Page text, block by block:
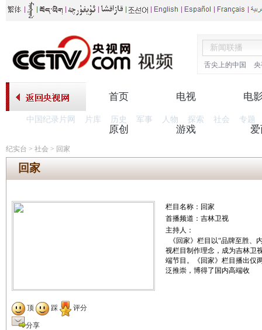
舌尖上的中国
首页 电视 电
中国纪录片网 片库 历史 军事 人物 探索 社会 专题
原创 游戏
纪实台 > 社会 > 回家
回家
顶 踩 评分
分享
栏目名称：回家
首播频道：吉林卫视
主持人：
《回家》栏目以“品牌至胜、
视栏目制作理念，成为吉林卫
端节目。《回家》栏目播出仅
泛推崇，博得了国内高端收